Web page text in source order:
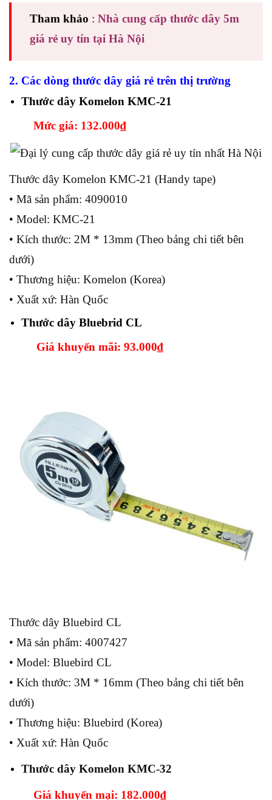
Tham khảo : Nhà cung cấp thước dây 5m
giá rẻ uy tín tại Hà Nội
2. Các dòng thước dây giá rẻ trên thị trường
Thước dây Komelon KMC-21
Mức giá: 132.000₫
Thước dây Komelon KMC-21 (Handy tape)
• Mã sản phẩm: 4090010
• Model: KMC-21
• Kích thước: 2M * 13mm (Theo bảng chi tiết bên
dưới)
• Thương hiệu: Komelon (Korea)
• Xuất xứ: Hàn Quốc
Thước dây Bluebrid CL
Giá khuyến mãi: 93.000₫
Thước dây Bluebird CL
• Mã sản phẩm: 4007427
• Model: Bluebird CL
• Kích thước: 3M * 16mm (Theo bảng chi tiết bên
dưới)
• Thương hiệu: Bluebird (Korea)
• Xuất xứ: Hàn Quốc
Thước dây Komelon KMC-32
Giá khuyến mại: 182.000₫